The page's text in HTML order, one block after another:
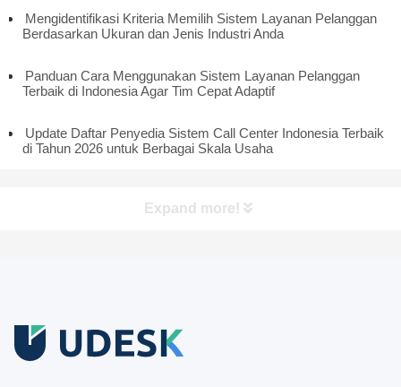
Mengidentifikasi Kriteria Memilih Sistem Layanan Pelanggan
Berdasarkan Ukuran dan Jenis Industri Anda
Panduan Cara Menggunakan Sistem Layanan Pelanggan
Terbaik di Indonesia Agar Tim Cepat Adaptif
Update Daftar Penyedia Sistem Call Center Indonesia Terbaik
di Tahun 2026 untuk Berbagai Skala Usaha
Expand more!